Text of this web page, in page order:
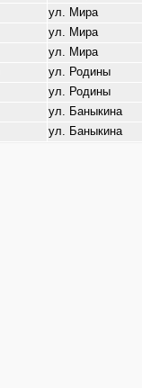
ул. Мира
ул. Мира
ул. Мира
ул. Родины
ул. Родины
ул. Баныкина
ул. Баныкина